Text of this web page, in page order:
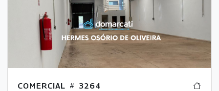
COMERCIAL 3264